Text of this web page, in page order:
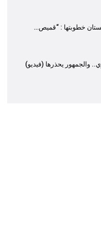
فستان خطوبتها : “قميص…
والجمهور يحذرها (فيديو)